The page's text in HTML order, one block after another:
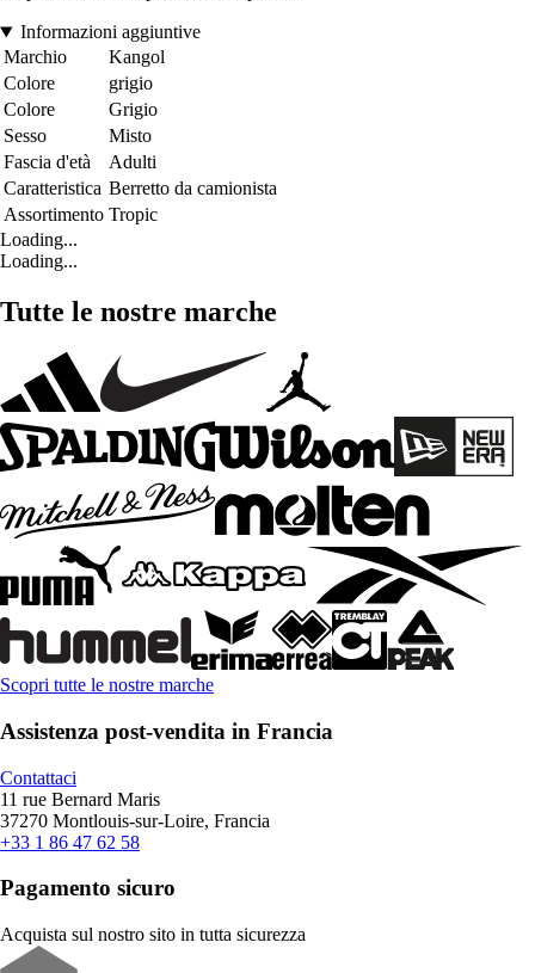
Informazioni aggiuntive
Marchio
Kangol
Colore
grigio
Colore
Grigio
Sesso
Misto
Fascia d'età
Adulti
Caratteristica Berretto da camionista
Assortimento Tropic
Loading...
Loading...
Tutte le nostre marche
Scopri tutte le nostre marche
Assistenza post-vendita in Francia
Contattaci
11 rue Bernard Maris
37270 Montlouis-sur-Loire, Francia
+33 1 86 47 62 58
Pagamento sicuro
Acquista sul nostro sito in tutta sicurezza